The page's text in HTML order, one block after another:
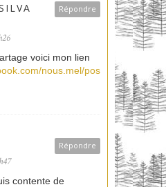
Répondre
voici mon lien
nous.mel/posts/
Répondre
contente de